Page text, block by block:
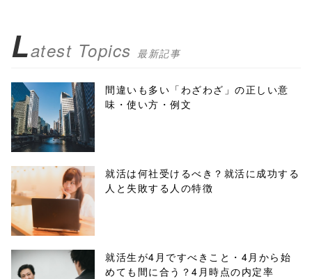
Latest Topics 最新記事
間違いも多い「わざわざ」の正しい意
味・使い方・例文
就活は何社受けるべき？就活に成功する
人と失敗する人の特徴
就活生が4月ですべきこと・4月から始
めても間に合う？4月時点の内定率